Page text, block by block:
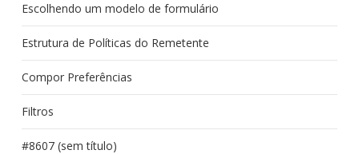
Escolhendo um modelo de formulário
Estrutura de Políticas do Remetente
Compor Preferências
Filtros
#8607 (sem título)